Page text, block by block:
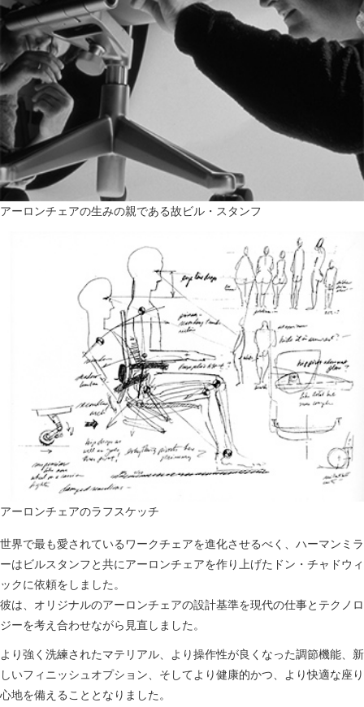
アーロンチェアの生みの親である故ビル・スタンフ
アーロンチェアのラフスケッチ
世界で最も愛されているワークチェアを進化させるべく、ハーマンミラ
ーはビルスタンフと共にアーロンチェアを作り上げたドン・チャドウィ
ックに依頼をしました。
彼は、オリジナルのアーロンチェアの設計基準を現代の仕事とテクノロ
ジーを考え合わせながら見直しました。
より強く洗練されたマテリアル、より操作性が良くなった調節機能、新
しいフィニッシュオプション、そしてより健康的かつ、より快適な座り
心地を備えることとなりました。